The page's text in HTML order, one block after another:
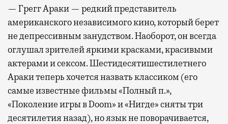
— Грегг Араки — редкий представитель
американского независимого кино, который берет
не депрессивным занудством. Наоборот, он всегда
оглушал зрителей яркими красками, красивыми
актерами и сексом. Шестидесятишестилетнего
Араки теперь хочется назвать классиком (его
самые известные фильмы «Полный п.»,
«Поколение игры в Doom» и «Нигде» сняты три
десятилетия назад), но язык не поворачивается,